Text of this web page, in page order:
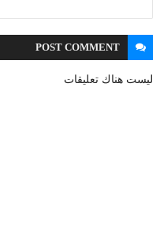
POSTCOMMENT
ليست هناك تعليقات